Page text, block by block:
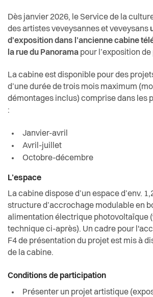
Dès janvier 2026, le Service de la
des artistes veveysannes et veveysans
d’exposition dans l’ancienne cabine
la rue du Panorama pour l’exposition
La cabine est disponible pour des
d’une durée de trois mois maximum
démontages inclus) comprise dans les
:
Janvier-avril
Avril-juillet
Octobre-décembre
L’espace
La cabine dispose d’un espace d’env.
structure d’accrochage modulable en
alimentation électrique photovoltaïque
technique ci-après). Un cadre pour
F4 de présentation du projet est mis à
de la cabine.
Conditions de participation
Présenter un projet artistique